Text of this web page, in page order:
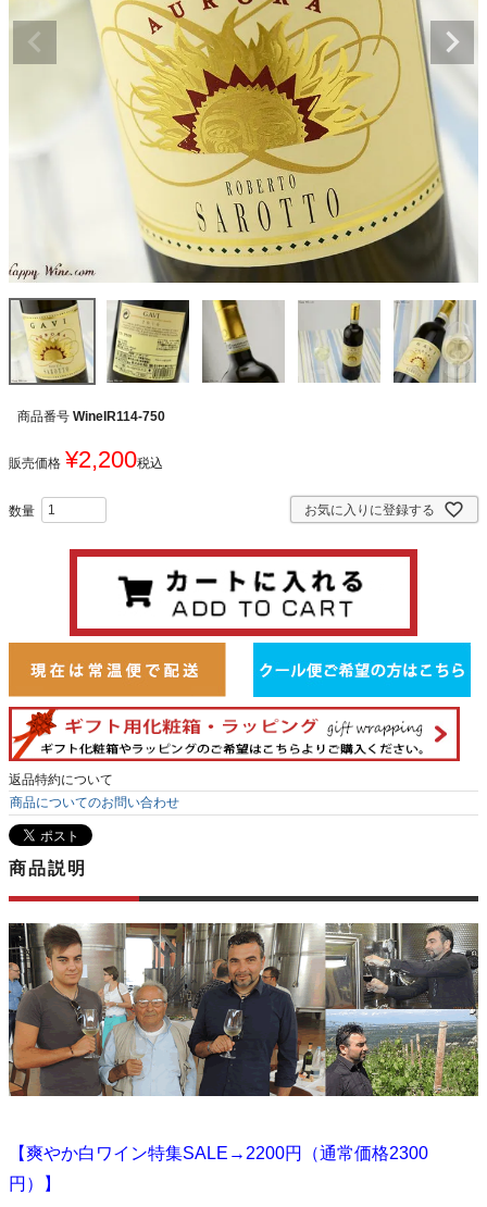
商品番号 WineIR114-750
販売価格 ¥2,200税込
お気に入りに登録する
返品特約について
商品についてのお問い合わせ
商品説明
【爽やか白ワイン特集SALE→2200円（通常価格2300
円）】